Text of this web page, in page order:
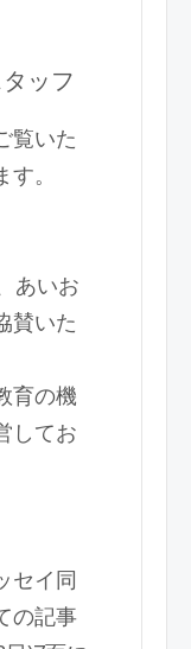
ッフ
覧いた
。
あいお
賛いた
育の機
してお
セイ同
の記事